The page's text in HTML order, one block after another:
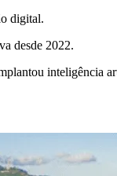
digital.
desde 2022.